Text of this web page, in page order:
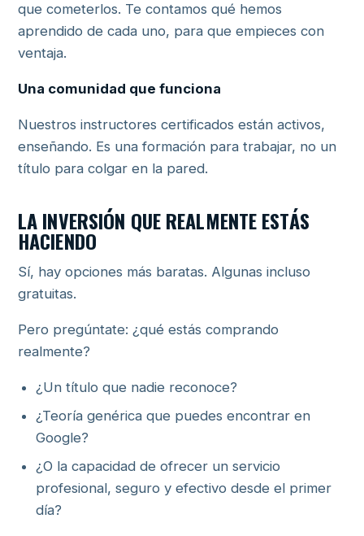
que cometerlos. Te contamos qué hemos
aprendido de cada uno, para que empieces con
ventaja.
Una comunidad que funciona
Nuestros instructores certificados están activos,
enseñando. Es una formación para trabajar, no un
título para colgar en la pared.
LA INVERSIÓN QUE REALMENTE ESTÁS
HACIENDO
Sí, hay opciones más baratas. Algunas incluso
gratuitas.
Pero pregúntate: ¿qué estás comprando
realmente?
¿Un título que nadie reconoce?
¿Teoría genérica que puedes encontrar en
Google?
¿O la capacidad de ofrecer un servicio
profesional, seguro y efectivo desde el primer
día?